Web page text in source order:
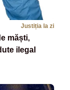
Justiția la zi
măști,
ilegal